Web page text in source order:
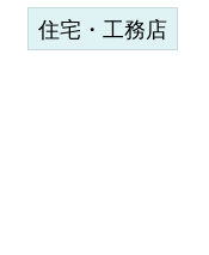
住宅・工務店